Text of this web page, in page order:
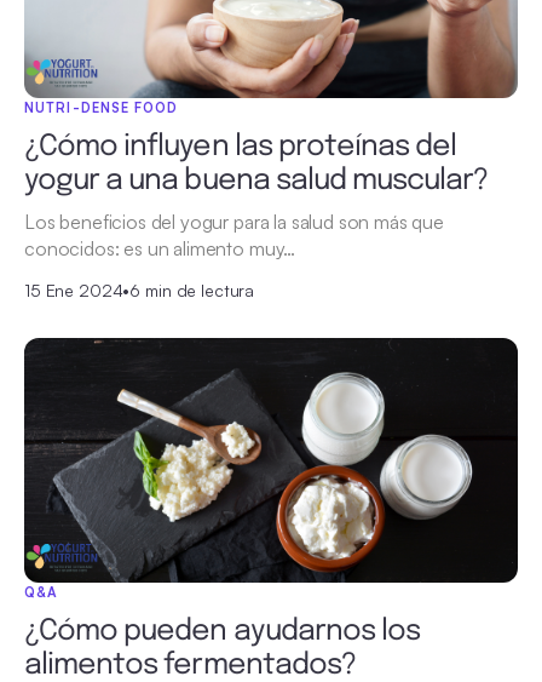
NUTRI-DENSE FOOD
¿Cómo influyen las proteínas del
yogur a una buena salud muscular?
Los beneficios del yogur para la salud son más que
conocidos: es un alimento muy…
15 Ene 2024•6 min de lectura
Q&A
¿Cómo pueden ayudarnos los
alimentos fermentados?